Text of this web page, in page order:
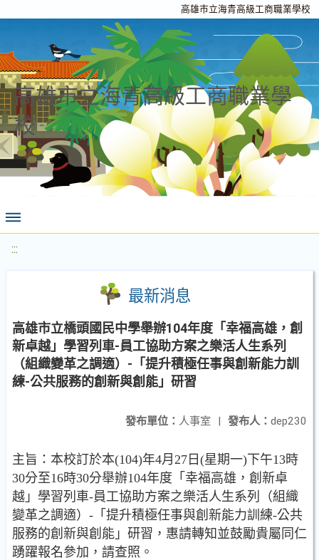
高雄市立海青高級工商職業學校
高雄市立海青高級工商職業學
校
:::
最新消息
高雄市立橋頭國民中學舉辦104年度「幸福高雄，創
新卓越」學習列車-員工協助方案之樂活人生系列
（組織變革之調適）-「提升積極任事與創新能力訓
練-公共服務的創新與創能」研習
發布人： dep230
發布單位： 人事室 |
主旨：本校訂於本(104)年4月27日(星期一)下午13時
30分至16時30分舉辦104年度「幸福高雄，創新卓
越」學習列車-員工協助方案之樂活人生系列（組織
變革之調適）-「提升積極任事與創新能力訓練-公共
服務的創新與創能」研習，惠請轉知並鼓勵貴屬同仁
踴躍報名參加，請查照。